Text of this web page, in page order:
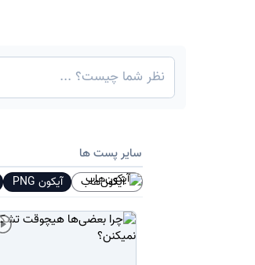
سایر پست ها
آیکون‌هاب
آیکون PNG